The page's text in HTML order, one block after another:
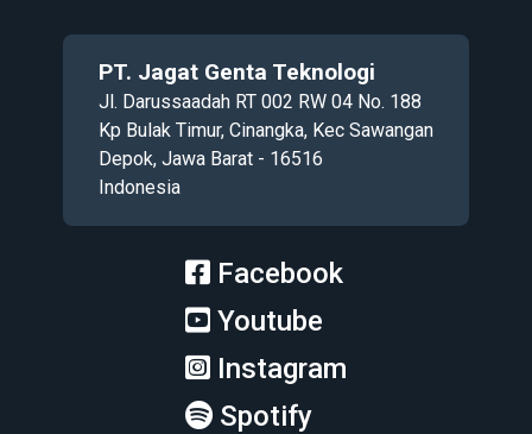
PT. Jagat Genta Teknologi
Jl. Darussaadah RT 002 RW 04 No. 188
Kp Bulak Timur, Cinangka, Kec Sawangan
Depok, Jawa Barat - 16516
Indonesia
Facebook
Youtube
Instagram
Spotify